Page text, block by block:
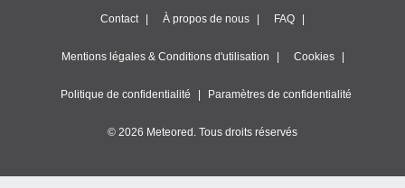
Contact À propos de nous FAQ
Mentions légales & Conditions d'utilisation Cookies
Politique de confidentialité Paramètres de confidentialité
© 2026 Meteored. Tous droits réservés